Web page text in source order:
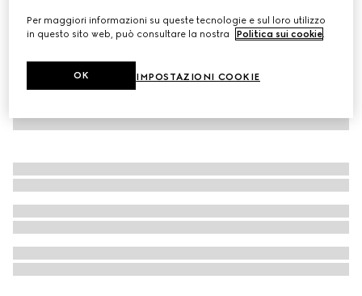
Per maggiori informazioni su queste tecnologie e sul loro utilizzo
in questo sito web, può consultare la nostra
Politica sui cookie.
IMPOSTAZIONI COOKIE
OK